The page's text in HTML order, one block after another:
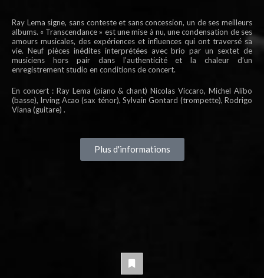
Ray Lema signe, sans conteste et sans concession, un de ses meilleurs
albums. « Transcendance » est une mise à nu, une condensation de ses
amours musicales, des expériences et influences qui ont traversé sa
vie. Neuf pièces inédites interprétées avec brio par un sextet de
musiciens hors pair dans l’authenticité et la chaleur d’un
enregistrement studio en conditions de concert.
En concert : Ray Lema (piano & chant) Nicolas Viccaro, Michel Alibo
(basse), Irving Acao (sax ténor), Sylvain Gontard (trompette), Rodrigo
Viana (guitare) .
Plus d'informations